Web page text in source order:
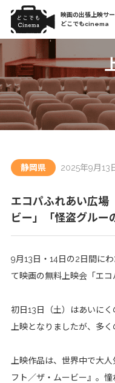
映画の出張上映サ
どこでもcinema
静岡県 2025年9月13
エコパふれあい広場
ビー」「怪盗グルー
9月13日・14日の2日間に
て映画の無料上映会「エコ
初日13日（土）はあいに
上映となりましたが、多
上映作品は、世界中で大
フト／ザ・ムービー』。